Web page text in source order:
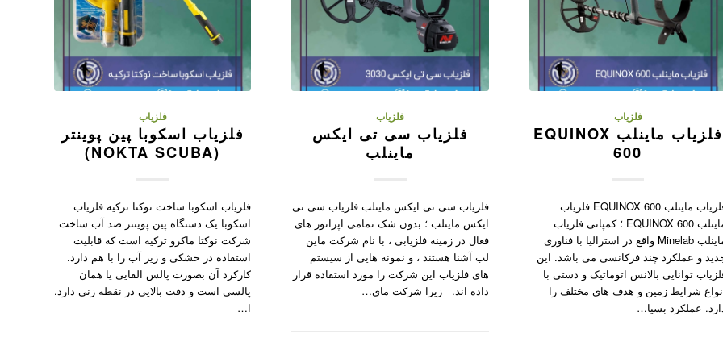
فلزیاب
فلزیاب ماینلب EQUINOX
600
فلزیاب ماینلب EQUINOX 600 فلزیاب
ماینلب EQUINOX 600 ؛ کمپانی فلزیاب
ماینلب Minelab واقع در استرالیا با فناوری
و عملکرد چند فرکانسی می باشد. این
توانایی بالانس اتوماتیک و دستی با
شرایط زمین و هدف های مختلف را
عملکرد بسیا…
فلزیاب
فلزیاب سی تی ایکس
ماینلب
فلزیاب سی تی ایکس ماینلب فلزیاب سی تی
ایکس ماینلب ؛ بدون شک تمامی اپراتور های
فعال در زمینه فلزیابی ، با نام شرکت ماین
لب آشنا هستند ، و نمونه هایی از سیستم
های فلزیاب این شرکت را مورد استفاده قرار
داده اند. زیرا شرکت مای…
فلزیاب
فلزیاب اسکوبا پین پوینتر
(NOKTA SCUBA)
فلزیاب اسکوبا ساخت نوکتا ترکیه فلزیاب
اسکوبا یک دستگاه پین پوینتر ضد آب ساخت
شرکت نوکتا ماکرو ترکیه است که قابلیت
استفاده در خشکی و زیر آب را با هم دارد.
کارکرد آن بصورت پالس القایی یا همان
پالسی است و دقت بالایی در نقطه زنی دارد.
ا…